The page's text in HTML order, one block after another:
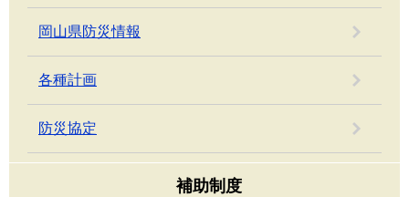
岡山県防災情報
各種計画
防災協定
補助制度